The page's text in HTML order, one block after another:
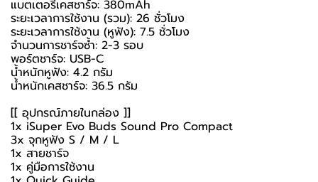
แบตเตอรี่เคสชาร์จ: 380mAh
ระยะเวลาการใช้งาน (รวม): 26 ชั่วโมง
ระยะเวลาการใช้งาน (หูฟัง): 7.5 ชั่วโมง
จำนวนการชาร์จซ้ำ: 2-3 รอบ
พอร์ตชาร์จ: USB-C
น้ำหนักหูฟัง: 4.2 กรัม
น้ำหนักเคสชาร์จ: 36.5 กรัม
[[ อุปกรณ์ภายในกล่อง ]]
1x iSuper Evo Buds Sound Pro Compact
3x จุกหูฟัง S / M / L
1x สายชาร์จ
1x คู่มือการใช้งาน